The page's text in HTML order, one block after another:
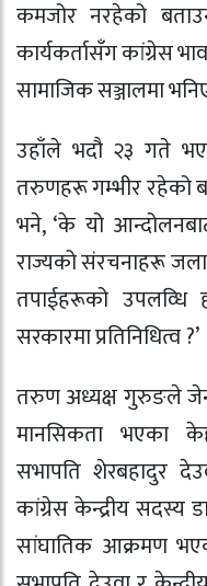
कमजोर नरहेको
कार्यकर्तासँग कांग्रेस
सामाजिक सञ्जालमा
उहाँले भदौ २३ गते
तरुणहरू गम्भीर रहेको
भने, ‘के यो
राज्यको संरचनाहरू
तपाईहरूको
सरकारमा प्रतिनिधित्व ?’
तरुण अध्यक्ष गुरुङले
मानसिकता भएका
सभापति शेरबहादुर
कांग्रेस केन्द्रीय सदस्य
सांघातिक आक्रमण